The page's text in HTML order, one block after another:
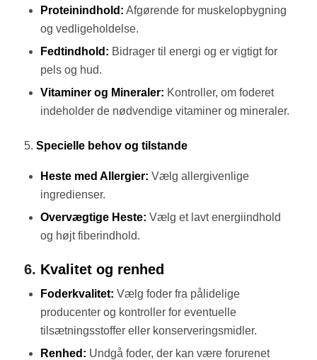
Proteinindhold: Afgørende for muskelopbygning
og vedligeholdelse.
Fedtindhold: Bidrager til energi og er vigtigt for
pels og hud.
Vitaminer og Mineraler: Kontroller, om foderet
indeholder de nødvendige vitaminer og mineraler.
5. Specielle behov og tilstande
Heste med Allergier: Vælg allergivenlige
ingredienser.
Overvægtige Heste: Vælg et lavt energiindhold
og højt fiberindhold.
6. Kvalitet og renhed
Foderkvalitet: Vælg foder fra pålidelige
producenter og kontroller for eventuelle
tilsætningsstoffer eller konserveringsmidler.
Renhed: Undgå foder, der kan være forurenet